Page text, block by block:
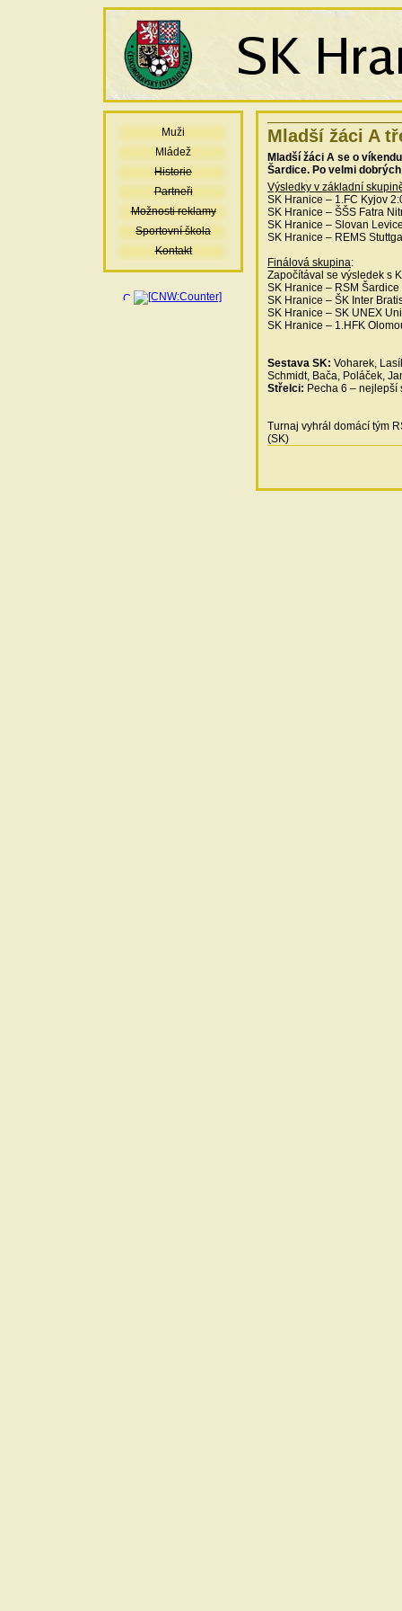
Muži
Mládež
Historie
Partneři
Možnosti reklamy
Sportovní škola
Kontakt
Mladší žáci A
Mladší žáci A se o
Šardice. Po velmi
Výsledky v základní
SK Hranice – 1.FC Kyjov
SK Hranice – ŠŠS Fatra
SK Hranice – Slovan
SK Hranice – REMS
Finálová skupina:
Započítával se výsledek s
SK Hranice – RSM Šardice
SK Hranice – ŠK Inter
SK Hranice – SK UNEX
SK Hranice – 1.HFK
Sestava SK: Voharek,
Schmidt, Bača, Poláček,
Střelci: Pecha 6 – nejlepší
Turnaj vyhrál domácí tým
(SK)